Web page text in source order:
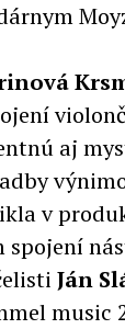
aj
v
spojení
Ján
music